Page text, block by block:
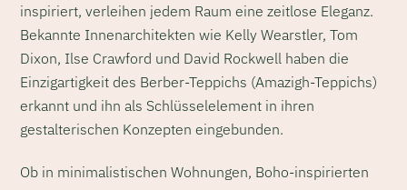
inspiriert, verleihen jedem Raum eine zeitlose Eleganz.
Bekannte Innenarchitekten wie Kelly Wearstler, Tom
Dixon, Ilse Crawford und David Rockwell haben die
Einzigartigkeit des Berber-Teppichs (Amazigh-Teppichs)
erkannt und ihn als Schlüsselelement in ihren
gestalterischen Konzepten eingebunden.
Ob in minimalistischen Wohnungen, Boho-inspirierten